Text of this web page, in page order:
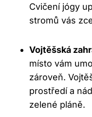
Cvičení jógy
stromů vás
Vojtěšská
místo vám
zároveň.
prostředí a
zelené pláně.